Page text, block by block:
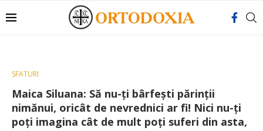
SFATURI
Maica Siluana: Să nu-ți bârfești părinții
nimănui, oricât de nevrednici ar fi! Nici nu-ți
poți imagina cât de mult poți suferi din asta,